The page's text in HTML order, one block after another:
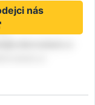
nás